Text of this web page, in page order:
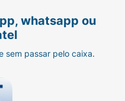
whatsapp ou
sem passar pelo caixa.